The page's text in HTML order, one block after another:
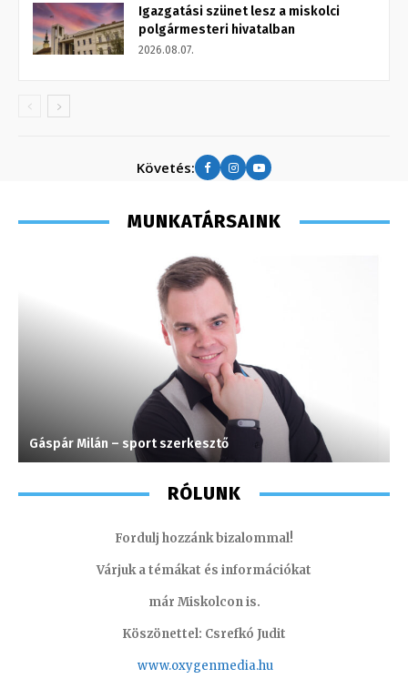
Igazgatási szünet lesz a miskolci
polgármesteri hivatalban
2026.08.07.
Követés:
MUNKATÁRSAINK
Gáspár Milán – sport szerkesztő
RÓLUNK
Fordulj hozzánk bizalommal!
Várjuk a témákat és információkat
már Miskolcon is.
Köszönettel: Csrefkó Judit
www.oxygenmedia.hu